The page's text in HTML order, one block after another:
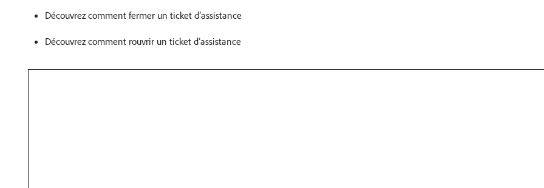
Découvrez comment fermer un ticket d’assistance
Découvrez comment rouvrir un ticket d’assistance